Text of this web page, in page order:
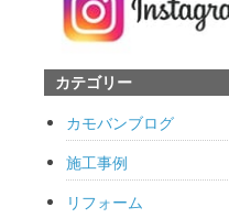
カテゴリー
カモバンブログ
施工事例
リフォーム